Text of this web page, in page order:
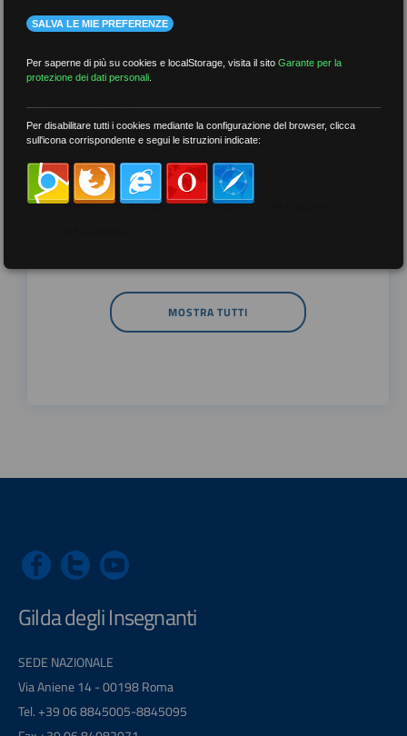
più recenti
meno recenti
per tag
##DS ##FGU ##Gilda
MOSTRA TUTTI
Gilda degli Insegnanti
SEDE NAZIONALE
Via Aniene 14 - 00198 Roma
Tel. +39 06 8845005-8845095
SALVA LE MIE PREFERENZE
Per saperne di più su cookies e localStorage, visita il sitoGarante per la
protezione dei dati personali
Per disabilitare tutti i cookies mediante la configurazione del browser, clicca
sull'icona corrispondente e segui le istruzioni indicate: